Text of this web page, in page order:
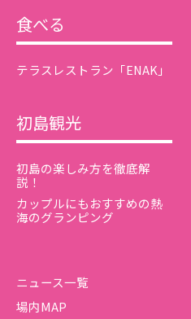
食べる
テラスレストラン「ENAK」
初島観光
初島の楽しみ方を徹底解
説！
カップルにもおすすめの熱
海のグランピング
ニュース一覧
場内MAP